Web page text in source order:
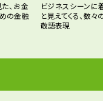
、お金
の金融
ビジネスシーンに
と見えてくる、数
敬語表現